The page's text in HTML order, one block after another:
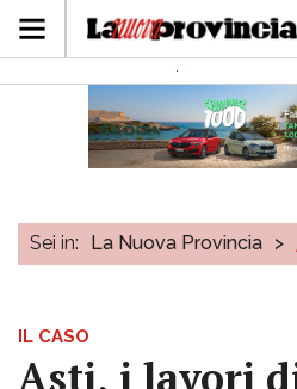
Sei in: La Nuova Provincia >
IL CASO
Asti, i lavori